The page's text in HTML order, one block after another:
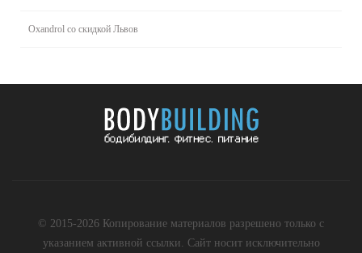
Oxandrol со скидкой Львов
© 2015-2026 Копирование материалов разрешено только с
указанием активной ссылки. Сайт носит исключительно